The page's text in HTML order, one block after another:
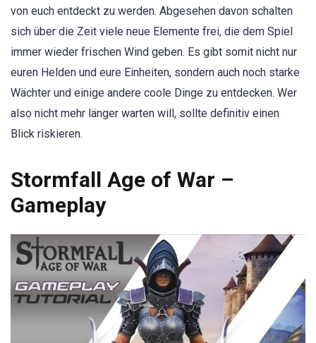
von euch entdeckt zu werden. Abgesehen davon schalten
sich über die Zeit viele neue Elemente frei, die dem Spiel
immer wieder frischen Wind geben. Es gibt somit nicht nur
euren Helden und eure Einheiten, sondern auch noch starke
Wächter und einige andere coole Dinge zu entdecken. Wer
also nicht mehr länger warten will, sollte definitiv einen
Blick riskieren.
Stormfall Age of War –
Gameplay